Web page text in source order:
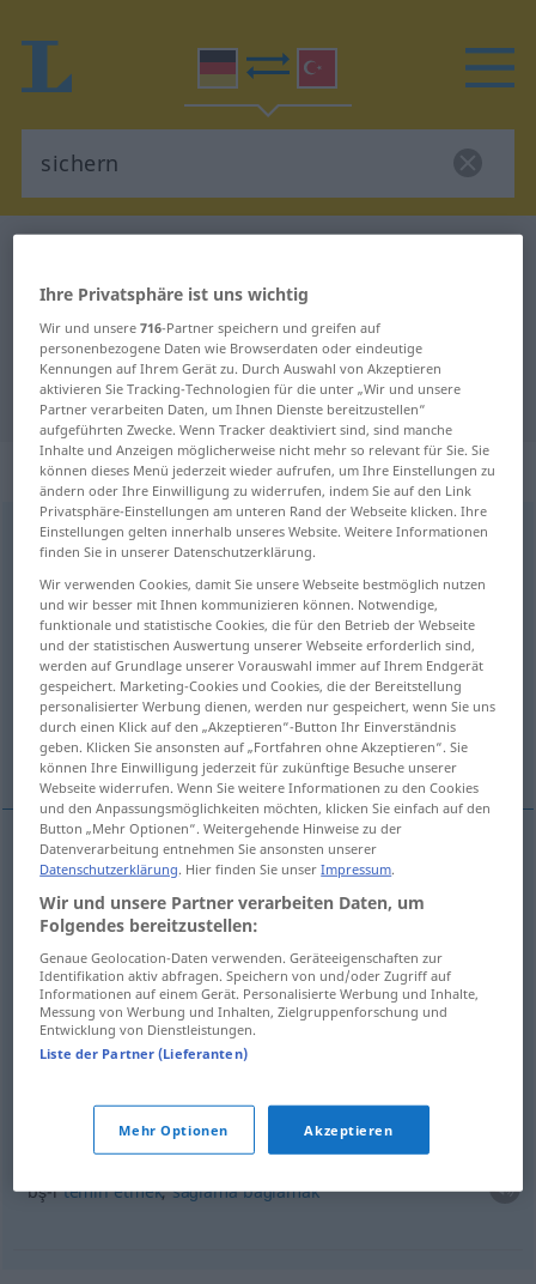
Deutsch-Türkisch Übersetzung für
"sichern"
"sichern" Türkisch Übersetzung
„sichern“: transitives Verb
sichernv/t <h.>
Übersicht aller Übersetzungen
(Für mehr Details die Übersetzung anklicken/antippen)
emniyet/güvenlik altına almak,
sağlamlaştırmak, korumak
safe etmek Weitere Beispiele...
emniyet/güvenlikaltınaalmak sichern
sağlamlaştırmak sichern
korumak sichern(≈ schützen)
safeetmek sichern IT
DAT)etwassichern
bş-itemin etmek,sağlama bağlamak
Ihre Privatsphäre ist uns wichtig
Wir und unsere716-Partner speichern und greifen auf
personenbezogene Daten wie Browserdaten oder eindeutige
Kennungen auf Ihrem Gerät zu. Durch Auswahl von Akzeptieren
aktivieren Sie Tracking-Technologien für die unter „Wir und unsere
Partner verarbeiten Daten, um Ihnen Dienste bereitzustellen“
aufgeführten Zwecke. Wenn Tracker deaktiviert sind, sind manche
Inhalte und Anzeigen möglicherweise nicht mehr so relevant für Sie. Sie
können dieses Menü jederzeit wieder aufrufen, um Ihre Einstellungen zu
ändern oder Ihre Einwilligung zu widerrufen, indem Sie auf den Link
Privatsphäre-Einstellungen am unteren Rand der Webseite klicken. Ihre
Einstellungen gelten innerhalb unseres Website. Weitere Informationen
finden Sie in unserer Datenschutzerklärung.
Wir verwenden Cookies, damit Sie unsere Webseite bestmöglich nutzen
und wir besser mit Ihnen kommunizieren können. Notwendige,
funktionale und statistische Cookies, die für den Betrieb der Webseite
und der statistischen Auswertung unserer Webseite erforderlich sind,
werden auf Grundlage unserer Vorauswahl immer auf Ihrem Endgerät
gespeichert. Marketing-Cookies und Cookies, die der Bereitstellung
personalisierter Werbung dienen, werden nur gespeichert, wenn Sie uns
durch einen Klick auf den „Akzeptieren“-Button Ihr Einverständnis
geben. Klicken Sie ansonsten auf „Fortfahren ohne Akzeptieren“. Sie
können Ihre Einwilligung jederzeit für zukünftige Besuche unserer
Webseite widerrufen. Wenn Sie weitere Informationen zu den Cookies
und den Anpassungsmöglichkeiten möchten, klicken Sie einfach auf den
Button „Mehr Optionen“. Weitergehende Hinweise zu der
Datenverarbeitung entnehmen Sie ansonsten unserer
Datenschutzerklärung. Hier finden Sie unserImpressum.
Wir und unsere Partner verarbeiten Daten, um
Folgendes bereitzustellen:
Genaue Geolocation-Daten verwenden. Geräteeigenschaften zur
Identifikation aktiv abfragen. Speichern von und/oder Zugriff auf
Informationen auf einem Gerät. Personalisierte Werbung und Inhalte,
Messung von Werbung und Inhalten, Zielgruppenforschung und
Entwicklung von Dienstleistungen.
Liste der Partner (Lieferanten)
Mehr Optionen Akzeptieren